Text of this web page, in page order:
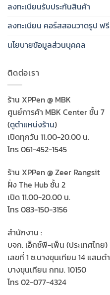
ลงทะเบียนรับประกันสินค้า
ลงทะเบียน คอร์สสอนวาดรูป ฟรี
นโยบายข้อมูลส่วนบุคคล
ติดต่อเรา
ร้าน XPPen @ MBK
ศูนย์การค้า MBK Center ชั้น 7
(ดูตำแหน่งร้าน)
เปิดทุกวัน 11.00-20.00 น.
โทร 061-452-1545
ร้าน XPPen @ Zeer Rangsit
ฝั่ง The Hub ชั้น 2
เปิด 11.00-20.00 น.
โทร 083-150-3156
สำนักงาน :
บจก. เอ็กซ์พี-เพ็น (ประเทศไทย)
เลขที่ 1 ซ.บางขุนเทียน 14 แสมดำ
บางขุนเทียน กทม. 10150
โทร 02-077-4324